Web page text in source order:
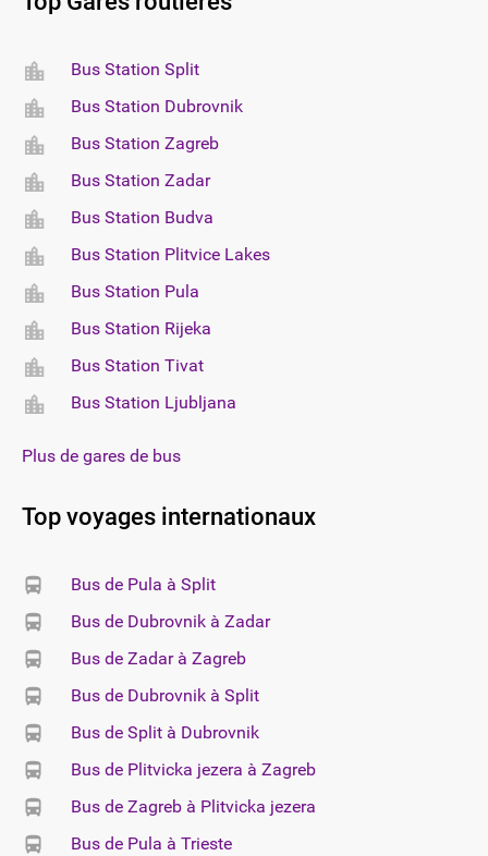
Bus Station Split
Bus Station Dubrovnik
Bus Station Zagreb
Bus Station Zadar
Bus Station Budva
Bus Station Plitvice Lakes
Bus Station Pula
Bus Station Rijeka
Bus Station Tivat
Bus Station Ljubljana
Plus de gares de bus
Top voyages internationaux
Bus de Pula à Split
Bus de Dubrovnik à Zadar
Bus de Zadar à Zagreb
Bus de Dubrovnik à Split
Bus de Split à Dubrovnik
Bus de Plitvicka jezera à Zagreb
Bus de Zagreb à Plitvicka jezera
Bus de Pula à Trieste